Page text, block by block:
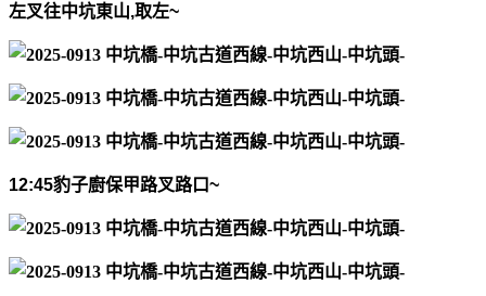
左叉往中坑東山,取左~
12:45豹子廚保甲路叉路口~